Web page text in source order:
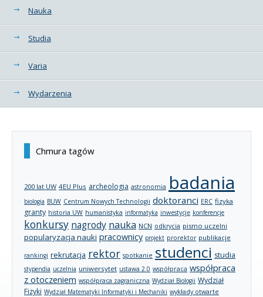
Nauka
Studia
Varia
Wydarzenia
Chmura tagów
200 lat UW 4EU Plus archeologia astronomia badania
biologia BUW Centrum Nowych Technologii doktoranci ERC fizyka
granty historia UW humanistyka informatyka inwestycje konferencje
konkursy nagrody nauka NCN odkrycia pismo uczelni
popularyzacja nauki pracownicy projekt prorektor publikacje
rankingi rekrutacja rektor spotkanie studenci studia
stypendia uczelnia uniwersytet ustawa 2.0 współpraca współpraca
z otoczeniem współpraca zagraniczna Wydział Biologii Wydział
Fizyki Wydział Matematyki Informatyki i Mechaniki wykłady otwarte